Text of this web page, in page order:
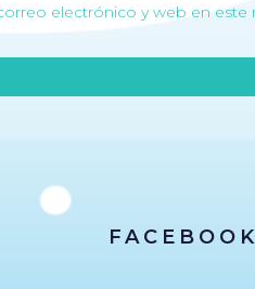
electrónico y web en
FACEBOOK